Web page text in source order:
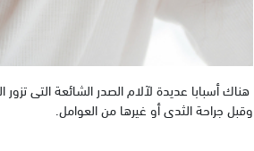
هناك أسبابا عديدة لآلام الصدر الشائعة التى
وقبل جراحة الثدى أو غيرها من العوامل.